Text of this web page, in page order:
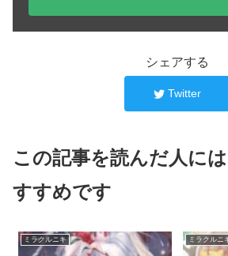
シェアする
Twitter
この記事を読んだ人に
すすめです
ミラクルニキ ミラクルニ